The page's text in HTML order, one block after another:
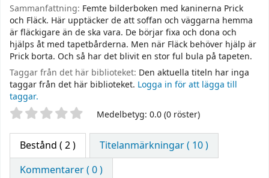
Sammanfattning: Femte bilderboken med kaninerna Prick
och Fläck. Här upptäcker de att soffan och väggarna hemma
är fläckigare än de ska vara. De börjar fixa och dona och
hjälps åt med tapetbårderna. Men när Fläck behöver hjälp är
Prick borta. Och så har det blivit en stor ful bula på tapeten.
Taggar från det här biblioteket: Den aktuella titeln har inga
taggar från det här biblioteket. Logga in för att lägga till
taggar.
Betyg Medelbetyg: 0.0 (0 röster)
Bestånd ( 2 )
Titelanmärkningar ( 10 )
Kommentarer ( 0 )